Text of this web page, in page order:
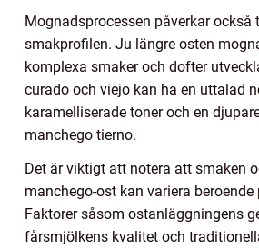
Mognadsprocessen påverkar också
smakprofilen. Ju längre osten
komplexa smaker och dofter
curado och viejo kan ha en uttalad
karamelliserade toner och en
manchego tierno.
Det är viktigt att notera att smaken
manchego-ost kan variera beroende
Faktorer såsom ostanläggningens
fårsmjölkens kvalitet och